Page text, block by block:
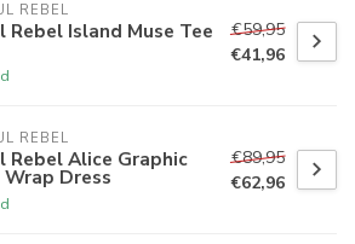
REBEL
Rebel Island Muse Tee
€59,95
€41,96
REBEL
Rebel Alice Graphic
Wrap Dress
€89,95
€62,96